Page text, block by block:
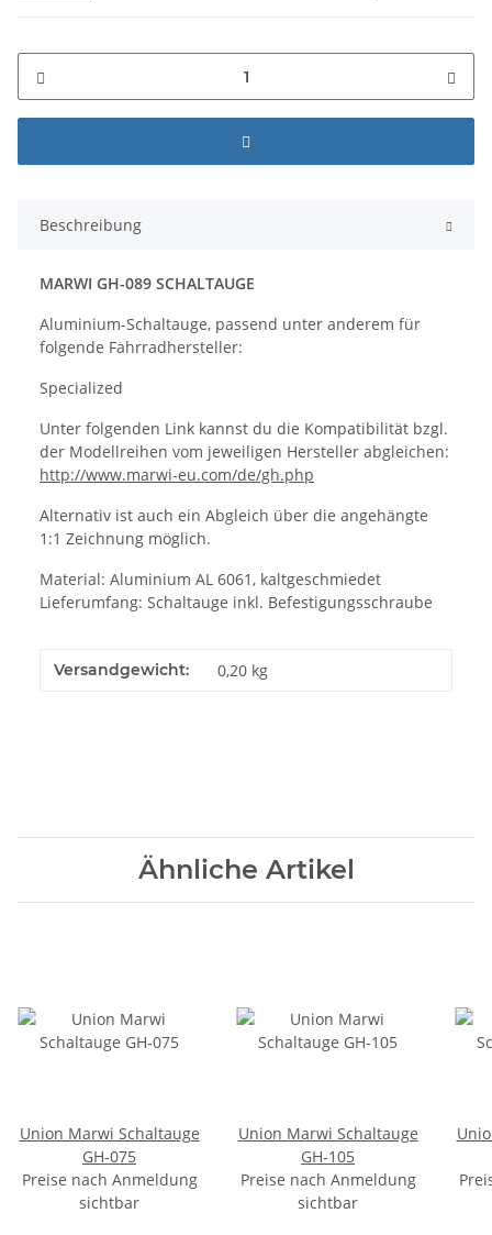
Beschreibung
MARWI GH-089 SCHALTAUGE
Aluminium-Schaltauge, passend unter anderem für
folgende Fahrradhersteller:
Specialized
Unter folgenden Link kannst du die Kompatibilität bzgl.
der Modellreihen vom jeweiligen Hersteller abgleichen:
http://www.marwi-eu.com/de/gh.php
Alternativ ist auch ein Abgleich über die angehängte
1:1 Zeichnung möglich.
Material: Aluminium AL 6061, kaltgeschmiedet
Lieferumfang: Schaltauge inkl. Befestigungsschraube
Versandgewicht: 0,20 kg
Ähnliche Artikel
Union Marwi Schaltauge
GH-075
Preise nach Anmeldung
sichtbar
Union Marwi Schaltauge
GH-105
Preise nach Anmeldung
sichtbar